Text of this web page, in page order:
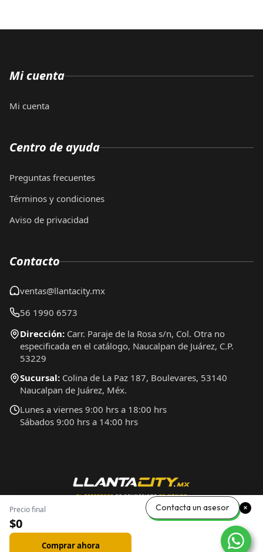
Precio final
$0
Comprar ahora
Mi cuenta
Mi cuenta
Centro de ayuda
Preguntas frecuentes
Términos y condiciones
Aviso de privacidad
Contacto
ventas@llantacity.mx
56 1990 6573
Dirección: Carr. Paraje de la Rosa s/n, Col. Otra no
especificada en el catálogo, Naucalpan de Juárez, C.P.
53229
Sucursal: Colina de La Paz 187, Boulevares, 53140
Naucalpan de Juárez, Méx.
Lunes a viernes 9:00 hrs a 18:00 hrs
Sábados 9:00 hrs a 14:00 hrs
Contacta un asesor